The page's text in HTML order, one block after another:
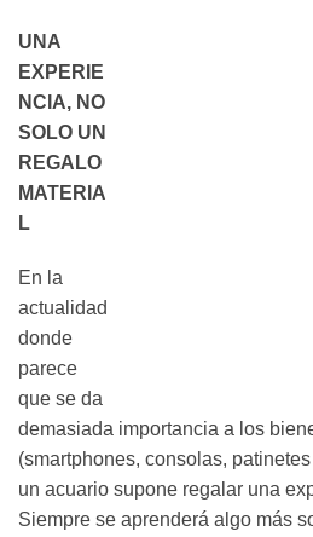
UNA
EXPERIE
NCIA, NO
SOLO UN
REGALO
MATERIA
L
En la
actualidad
donde
parece
que se da
demasiada importancia a los
(smartphones, consolas,
un acuario supone regalar una
Siempre se aprenderá algo más